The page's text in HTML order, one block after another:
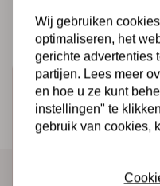
Schrijf je in voor de
Ontvang als eerste
direct in je mailbox!
Wij gebruiken
optimaliseren, het
gerichte advertenties
partijen. Lees meer
en hoe u ze kunt
instellingen" te
gebruik van cookies,